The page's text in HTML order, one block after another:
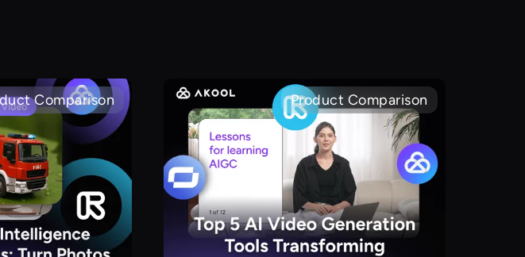
Comparison Product Comparison